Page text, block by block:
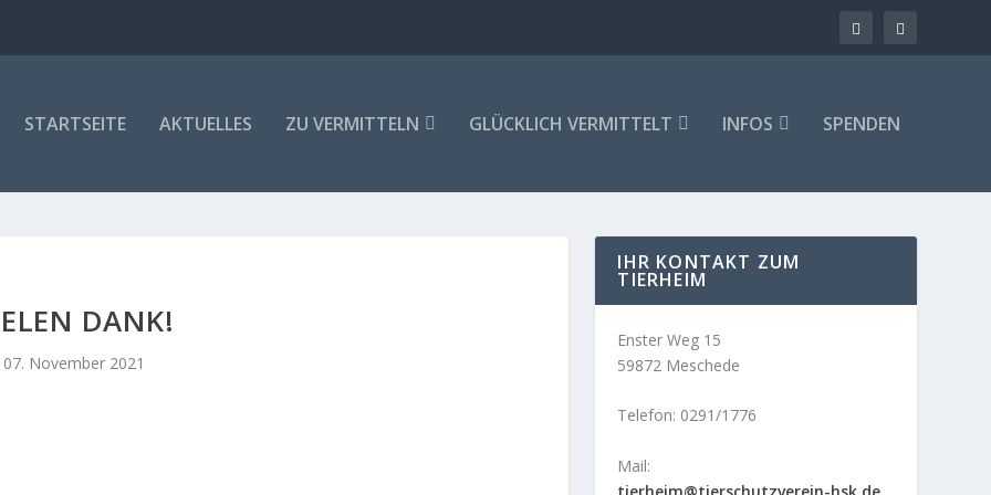
STARTSEITE AKTUELLES ZU VERMITTELN GLÜCKLICH VERMITTELT INFOS SPENDEN
DANK!
07. November 2021
IHR KONTAKT ZUM
TIERHEIM
Enster Weg 15
59872 Meschede
Telefon: 0291/1776
Mail: